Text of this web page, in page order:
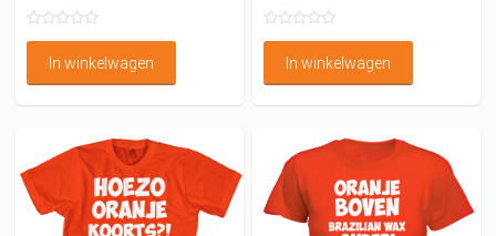
In winkelwagen In winkelwagen